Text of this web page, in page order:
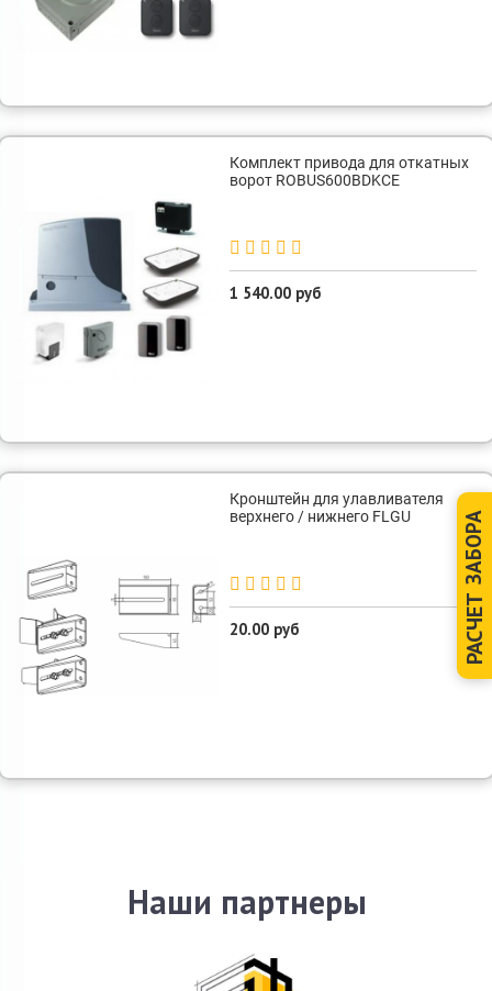
Комплект привода для откатных
ворот ROBUS600BDKCE
1 540.00 руб
Кронштейн для улавливателя
верхнего / нижнего FLGU
20.00 руб
Наши партнеры
РАСЧЕТ
ЗАБОРА